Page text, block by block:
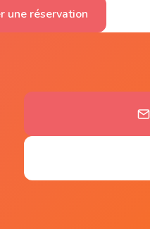
une réservation